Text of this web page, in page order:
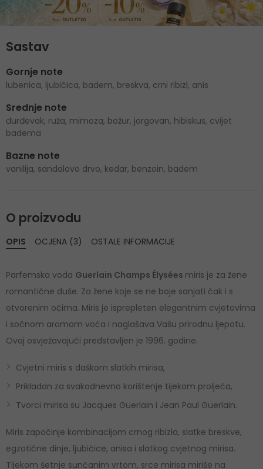
Sastav
Gornje note
lubenica, ljubičica, badem, breskva, crni ribizl, anis
Srednje note
đurđevak, ruža, mimoza, božur, jorgovan, hibiskus, cvijet
badema
Bazne note
vanilija, sandalovo drvo, kedar, benzoin, badem
O proizvodu
OPIS
Parfemska voda Guerlain Champs Élysées miris je za žene
romantične duše. Za žene koje se ne boje sanjati čak i s
otvorenim očima. Miris je isprepleten elegantnim cvjetovima
i sočnom aromom voća i naglašava Vašu prirodnu ljepotu.
Ovaj osvježavajući predstavljen je 1996. godine.
Cvjetni miris s daškom slatkih mirisa,
Prikladan za svakodnevno korištenje tijekom proljeća,
Tvorci mirisa su Jacques Guerlain i Jean Paul Guerlain.
Miris započinje kombinacijom crnog ribizla, slatke breskve,
egzotične dinje, ljubičice, anisa i slatkog cvjetnog mirisa.
Tijekom šetnje sunčanim vrtom, srce mirisa miriše na
OCJENA (3) OSTALE INFORMACIJE